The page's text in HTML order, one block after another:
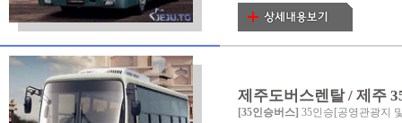
제주도버스렌탈 / 제주
[35인승버스] 35인승[공영관광지